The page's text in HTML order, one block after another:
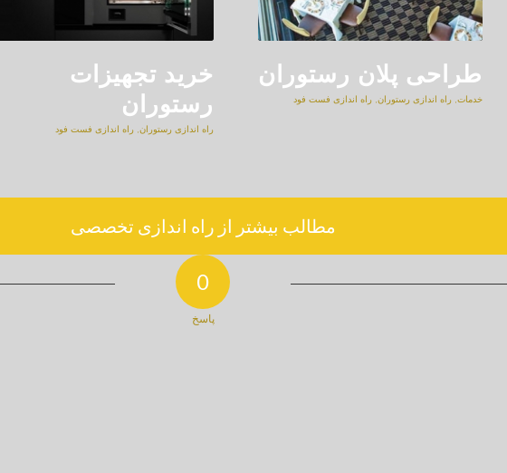
طراحی پلان رستوران
خدمات,راه اندازی رستوران,راه اندازی فست فود
خرید تجهیزات
رستوران
راه اندازی رستوران, راه اندازی فست فود
مطالب بیشتر از راه اندازی تخصصی
0
پاسخ